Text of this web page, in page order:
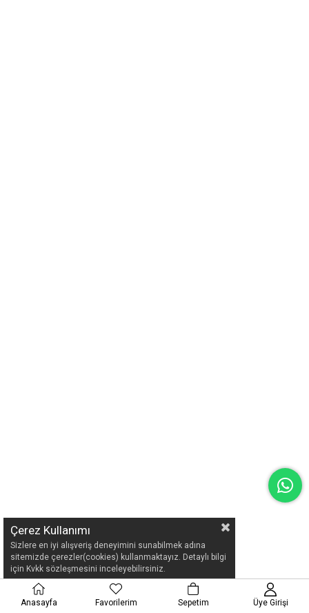
Çerez Kullanımı
Sizlere en iyi alışveriş deneyimini sunabilmek adına
sitemizde çerezler(cookies) kullanmaktayız. Detaylı bilgi
için Kvkk sözleşmesini inceleyebilirsiniz.
Anasayfa Favorilerim Sepetim Üye Girişi